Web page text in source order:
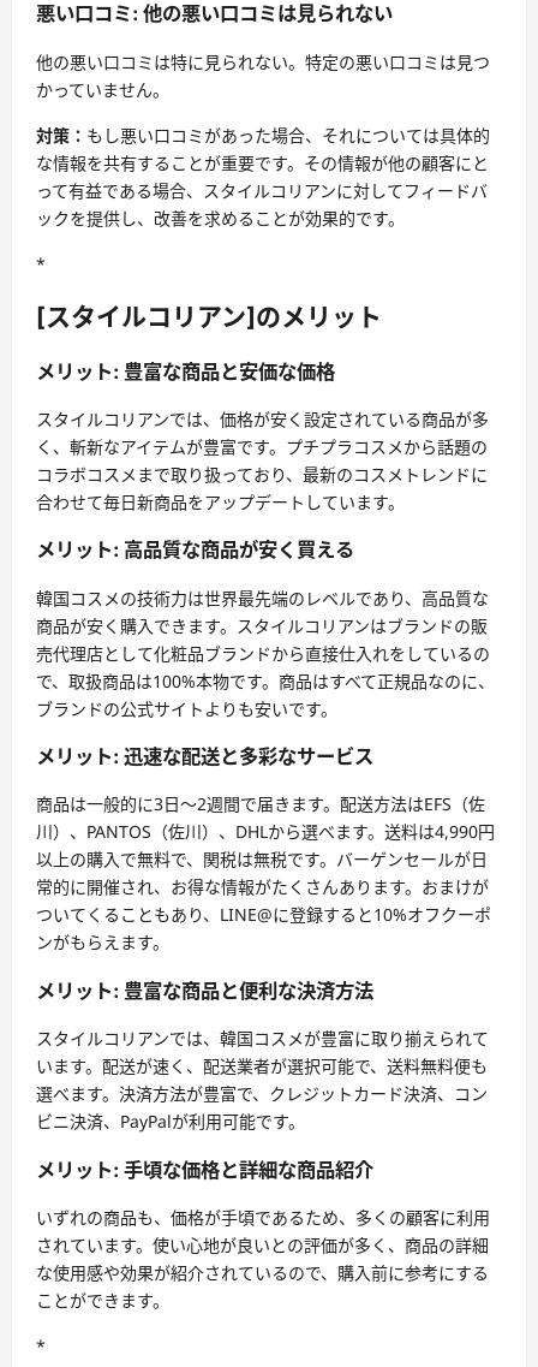
悪い口コミ: 他の悪い口コミは見られない
他の悪い口コミは特に見られない。特定の悪い口コミは見つ
かっていません。
対策： もし悪い口コミがあった場合、それについては具体的
な情報を共有することが重要です。その情報が他の顧客にと
って有益である場合、スタイルコリアンに対してフィードバ
ックを提供し、改善を求めることが効果的です。
*
[スタイルコリアン]のメリット
メリット: 豊富な商品と安価な価格
スタイルコリアンでは、価格が安く設定されている商品が多
く、斬新なアイテムが豊富です。プチプラコスメから話題の
コラボコスメまで取り扱っており、最新のコスメトレンドに
合わせて毎日新商品をアップデートしています。
メリット: 高品質な商品が安く買える
韓国コスメの技術力は世界最先端のレベルであり、高品質な
商品が安く購入できます。スタイルコリアンはブランドの販
売代理店として化粧品ブランドから直接仕入れをしているの
で、取扱商品は100%本物です。商品はすべて正規品なのに、
ブランドの公式サイトよりも安いです。
メリット: 迅速な配送と多彩なサービス
商品は一般的に3日〜2週間で届きます。配送方法はEFS（佐
川）、PANTOS（佐川）、DHLから選べます。送料は4,990円
以上の購入で無料で、関税は無税です。バーゲンセールが日
常的に開催され、お得な情報がたくさんあります。おまけが
ついてくることもあり、LINE@に登録すると10%オフクーポ
ンがもらえます。
メリット: 豊富な商品と便利な決済方法
スタイルコリアンでは、韓国コスメが豊富に取り揃えられて
います。配送が速く、配送業者が選択可能で、送料無料便も
選べます。決済方法が豊富で、クレジットカード決済、コン
ビニ決済、PayPalが利用可能です。
メリット: 手頃な価格と詳細な商品紹介
いずれの商品も、価格が手頃であるため、多くの顧客に利用
されています。使い心地が良いとの評価が多く、商品の詳細
な使用感や効果が紹介されているので、購入前に参考にする
ことができます。
*